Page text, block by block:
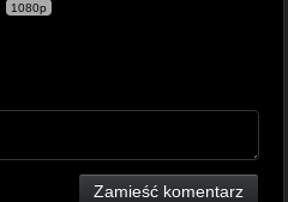
1080p
Zamieść komentarz